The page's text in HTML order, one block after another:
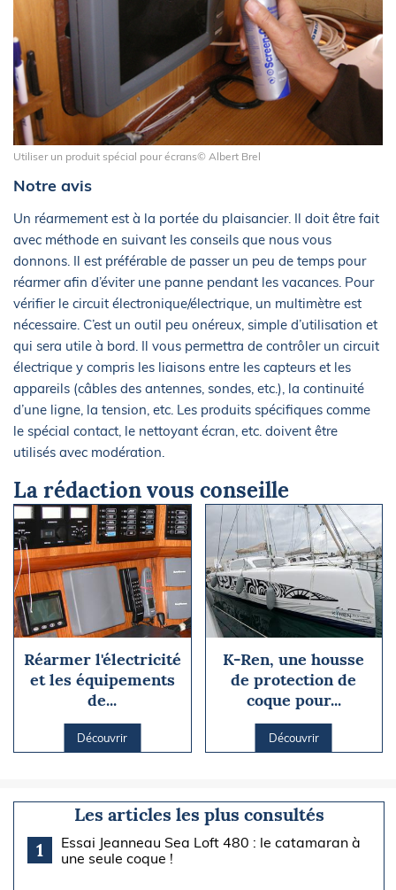
Utiliser un produit spécial pour écrans© Albert Brel
Notre avis
Un réarmement est à la portée du plaisancier. Il doit être fait
avec méthode en suivant les conseils que nous vous
donnons. Il est préférable de passer un peu de temps pour
réarmer afin d’éviter une panne pendant les vacances. Pour
vérifier le circuit électronique/électrique, un multimètre est
nécessaire. C’est un outil peu onéreux, simple d’utilisation et
qui sera utile à bord. Il vous permettra de contrôler un circuit
électrique y compris les liaisons entre les capteurs et les
appareils (câbles des antennes, sondes, etc.), la continuité
d’une ligne, la tension, etc. Les produits spécifiques comme
le spécial contact, le nettoyant écran, etc. doivent être
utilisés avec modération.
La rédaction vous conseille
Réarmer l'électricité
et les équipements
de...
Découvrir
K-Ren, une housse
de protection de
coque pour...
Découvrir
Les articles les plus consultés
1
Essai Jeanneau Sea Loft 480 : le catamaran à
une seule coque !